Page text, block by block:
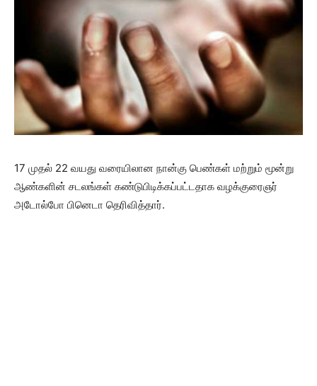
17 முதல் 22 வயது வரையிலான நான்கு பெண்கள் மற்றும் மூன்று
ஆண்களின் சடலங்கள் கண்டுபிடிக்கப்பட்டதாக வழக்குரைஞர்
அடோல்போ பினெடா தெரிவித்தார்.